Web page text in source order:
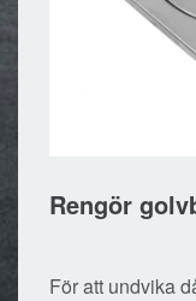
Rengör
För att undvika